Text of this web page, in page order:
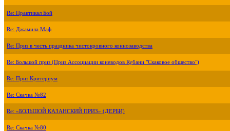
Re: Практикал Бой
Re: Джамила Маф
Re: Приз в честь праздника чистокровного коннозаводства
Re: Большой приз (Приз Ассоциации коневодов Кубани "Скаковое общество")
Re: Приз Критериум
Re: Скачка №82
Re: «БОЛЬШОЙ КАЗАНСКИЙ ПРИЗ» (ДЕРБИ)
Re: Скачка №80